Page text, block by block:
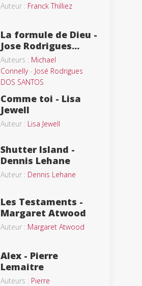
Auteur : Franck Thilliez
La formule de Dieu -
Jose Rodrigues...
Auteurs : Michael
Connelly- José Rodrigues
DOS SANTOS
Comme toi - Lisa
Jewell
Auteur : Lisa Jewell
Shutter Island -
Dennis Lehane
Auteur : Dennis Lehane
Les Testaments -
Margaret Atwood
Auteur : Margaret Atwood
Alex - Pierre
Lemaitre
Auteurs : Pierre